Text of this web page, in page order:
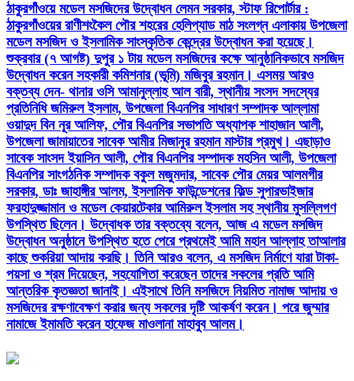
ঠাকুরগাঁওয়ে মডেল মসজিদের উদ্বোধন লেমন সরকার, স্টাফ রিপোর্টার :
ঠাকুরগাঁওয়ের রাণীশংকৈল পৌর শহরের হেলিপ্যাড মাঠ সংলগ্ন এলাকায় উপজেলা
মডেল মসজিদ ও ইসলামিক সাংস্কৃতিক কেন্দ্রের উদ্বোধন করা হয়েছে।
শুক্রবার (৭ আগষ্ট) দুপুর ১ টায় মডেল মসজিদের কক্ষে আনুষ্ঠানিকভাবে মসজিদ
উদ্বোধন করেন সহকারী কমিশনার (ভূমি) মজিবুর রহমান। এসময় আরও
বক্তব্য দেন- থানার ওসি আমানুল্লাহ আল বারী, স্থানীয় সংসদ সদস্যের
প্রতিনিধি জমিরুল ইসলাম, উপজেলা বিএনপির সাধারণ সম্পাদক আল্লামা
ওয়াদুদ বিন নূর আলিফ, পৌর বিএনপির সভাপতি অধ্যাপক শাহাজান আলী,
উপজেলা জামায়াতের সাবেক আমীর মিজানুর রহমান মাস্টার প্রমুখ। এছাড়াও
সাবেক সাংসদ ইয়াসিন আলী, পৌর বিএনপির সম্পাদক মহসিন আলী, উপজেলা
বিএনপির সাংগঠনিক সম্পাদক বকুল মজুমদার, সাবেক পৌর মেয়র আলমগীর
সরকার, ডাঃ জাহাঙ্গীর আলম, ইসলামিক ফাউন্ডেশনের ফিল্ড সুপারভাইজার
ফরহাদুজ্জামান ও মডেল কেয়ারটেকার আমিরুল ইসলাম সহ স্থানীয় মুসল্লিগণ
উপস্থিত ছিলেন। উদ্বোধক তার বক্তব্যে বলেন, আজ এ মডেল মসজিদ
উদ্বোধন অনুষ্ঠানে উপস্থিত হতে পেরে প্রথমেই আমি মহান আল্লাহ তাআলার
কাছে শুকরিয়া আদায় করছি। তিনি আরও বলেন, এ মসজিদ নির্মাণে যারা টাকা-
পয়সা ও শ্রম দিয়েছেন, সহযোগিতা করেছেন তাদের সকলের প্রতি আমি
আন্তরিক কৃতজ্ঞতা জানাই। এইসাথে তিনি মসজিদে নিয়মিত নামাজ আদায় ও
মসজিদের রক্ষণাবেক্ষণ করার জন্য সকলের দৃষ্টি আকর্ষণ করেন। পরে জুম্মার
নামাজে ইমামতি করেন হাফেজ মাওলানা মাহাবুব আলম।